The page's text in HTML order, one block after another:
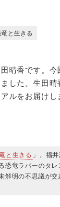
と生きる
晴香です。
した。生田
ルをお届けし
と生きる 」。福
恐竜ラバーのタ
解明の不思議が